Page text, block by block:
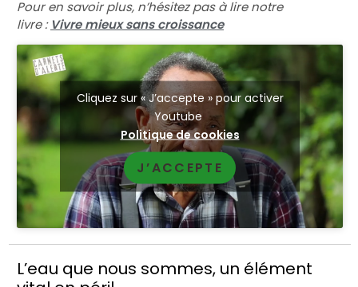
Pour en savoir plus, n’hésitez pas à lire notre
livre : Vivre mieux sans croissance
Cliquez sur « J’accepte » pour activer
Youtube
Politique de cookies
J’ACCEPTE
L’eau que nous sommes, un élément